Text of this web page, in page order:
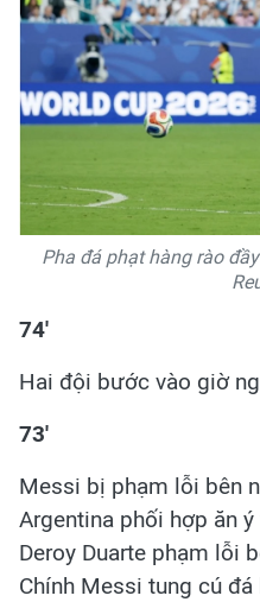
Pha đá phạt hàng rào
74'
Hai đội bước vào giờ
73'
Messi bị phạm lỗi bên
Argentina phối hợp ăn
Deroy Duarte phạm lỗi
Chính Messi tung cú